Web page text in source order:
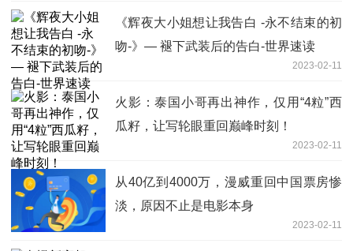
《辉夜大小姐想让我告白 -永不结束的初
吻-》— 褪下武装后的告白-世界速读
2023-02-11
火影：泰国小哥再出神作，仅用“4粒”西
瓜籽，让写轮眼重回巅峰时刻！
2023-02-11
从40亿到4000万，漫威重回中国票房惨
淡，原因不止是电影本身
2023-02-11